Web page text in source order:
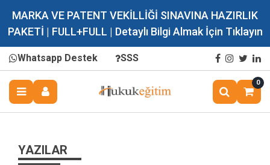
MARKA VE PATENT VEKİLLİĞİ SINAVINA HAZIRLIK
PAKETİ | FULL+FULL | Detaylı Bilgi Almak İçin Tıklayın
Whatsapp Destek SSS
0
YAZILAR